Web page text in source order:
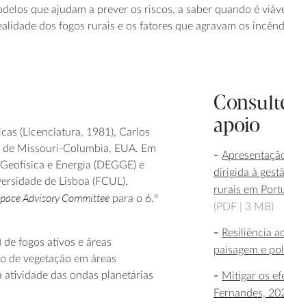
que ajudam a prever os riscos, a saber quando é
dos fogos rurais e os fatores que agravam os
(Licenciatura, 1981), Carlos
Missouri-Columbia, EUA. Em
e Energia (DEGGE) e
de Lisboa (FCUL).
Advisory Committee para o 6.º
fogos ativos e áreas
de vegetação em áreas
atividade das ondas planetárias
apoio
dirigida à
rurais em
(PDF | 3 MB)
Resiliência
paisagem e
Mitigar os
Fernandes,